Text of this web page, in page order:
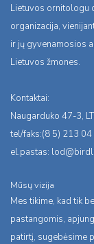
Lietuvos ornitologu
organizacija,
ir jų gyvenamosios
Lietuvos žmones.
Kontaktai:
Naugarduko 47-3,
tel/faks:(8 5) 213 04
el.pastas:
Mūsų vizija
Mes tikime, kad tik
pastangomis,
patirtį, sugebėsime